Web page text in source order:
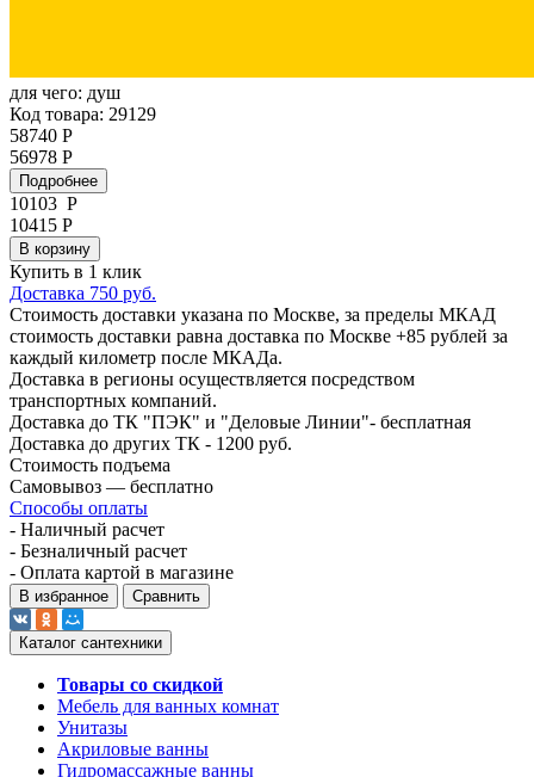
для чего: душ
Код товара: 29129
58740 Р
56978 Р
Подробнее
10103 Р
10415 Р
В корзину
Купить в 1 клик
Доставка 750 руб.
Стоимость доставки указана по Москве, за пределы МКАД
стоимость доставки равна доставка по Москве +85 рублей за
каждый километр после МКАДа.
Доставка в регионы осуществляется посредством
транспортных компаний.
Доставка до ТК "ПЭК" и "Деловые Линии"- бесплатная
Доставка до других ТК - 1200 руб.
Стоимость подъема
Самовывоз — бесплатно
Способы оплаты
- Наличный расчет
- Безналичный расчет
- Оплата картой в магазине
В избранное Сравнить
Каталог сантехники
Товары со скидкой
Мебель для ванных комнат
Унитазы
Акриловые ванны
Гидромассажные ванны